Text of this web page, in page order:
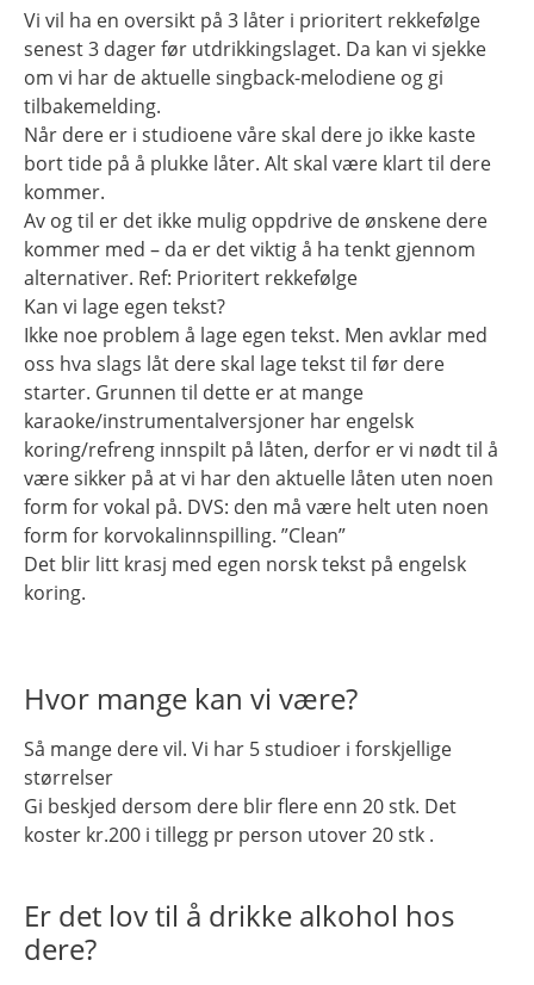
Vi vil ha en oversikt på 3 låter i prioritert rekkefølge
senest 3 dager før utdrikkingslaget. Da kan vi sjekke
om vi har de aktuelle singback-melodiene og gi
tilbakemelding.
Når dere er i studioene våre skal dere jo ikke kaste
bort tide på å plukke låter. Alt skal være klart til dere
kommer.
Av og til er det ikke mulig oppdrive de ønskene dere
kommer med – da er det viktig å ha tenkt gjennom
alternativer. Ref: Prioritert rekkefølge
Kan vi lage egen tekst?
Ikke noe problem å lage egen tekst. Men avklar med
oss hva slags låt dere skal lage tekst til før dere
starter. Grunnen til dette er at mange
karaoke/instrumentalversjoner har engelsk
koring/refreng innspilt på låten, derfor er vi nødt til å
være sikker på at vi har den aktuelle låten uten noen
form for vokal på. DVS: den må være helt uten noen
form for korvokalinnspilling. ”Clean”
Det blir litt krasj med egen norsk tekst på engelsk
koring.
Hvor mange kan vi være?
Så mange dere vil. Vi har 5 studioer i forskjellige
størrelser
Gi beskjed dersom dere blir flere enn 20 stk. Det
koster kr.200 i tillegg pr person utover 20 stk .
Er det lov til å drikke alkohol hos
dere?